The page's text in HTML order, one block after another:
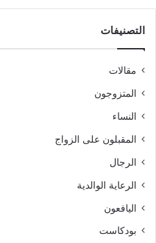
التصنيفات
مقالات
المتزوجون
النساء
المقبلون على الزواج
الرجال
الرعاية الوالدية
اليافعون
بودكاست